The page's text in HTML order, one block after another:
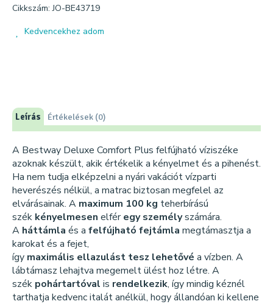
Cikkszám: JO-BE43719
Kedvencekhez adom
Leírás Értékelések (0)
A Bestway Deluxe Comfort Plus felfújható víziszéke
azoknak készült, akik értékelik a kényelmet és a pihenést.
Ha nem tudja elképzelni a nyári vakációt vízparti
heverészés nélkül, a matrac biztosan megfelel az
elvárásainak. A maximum 100 kg teherbírású
szék kényelmesen elféregy személyszámára.
A háttámla és a felfújható fejtámla megtámasztja a
karokat és a fejet,
így maximális ellazulást tesz lehetővé a vízben. A
lábtámasz lehajtva megemelt ülést hoz létre. A
szék pohártartóval is rendelkezik, így mindig kéznél
tarthatja kedvenc italát anélkül, hogy állandóan ki kellene